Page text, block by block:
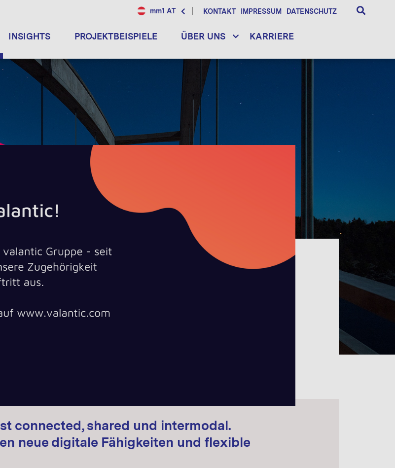
INSIGHTS PROJEKTBEISPIELE ÜBER UNS KARRIERE
mm1 AT KONTAKT IMPRESSUM DATENSCHUTZ
sorgen weltweit für
bis zur letzten Meile. Die
und Logistik.
connected, shared und intermodal.
neue digitale Fähigkeiten und flexible